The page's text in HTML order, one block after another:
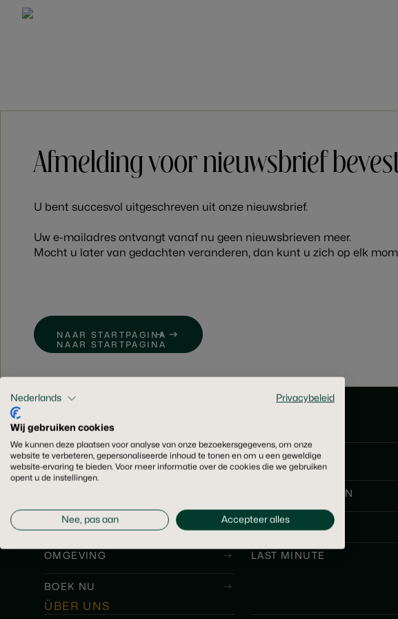
Afmelding voor nieuwsbrief
U bent succesvol uitgeschreven uit onze nieuwsbrief.
Uw e-mailadres ontvangt vanaf nu geen nieuwsbrieven meer.
Mocht u later van gedachten veranderen, dan kunt u zich op elk
NAAR STARTPAGINA
NAAR STARTPAGINA
HOTEL GROSSFELD
ARRANGEMENTEN
RESTAURANT WELLNESS
OMGEVING LAST MINUTE
BOEK NU
ÜBER UNS
Nederlands Privacybeleid
Wij gebruiken cookies
We kunnen deze plaatsen voor analyse van onze bezoekersgegevens, om onze
website te verbeteren, gepersonaliseerde inhoud te tonen en om u een geweldige
website-ervaring te bieden. Voor meer informatie over de cookies die we gebruiken
opent u de instellingen.
Nee, pas aan Accepteer alles